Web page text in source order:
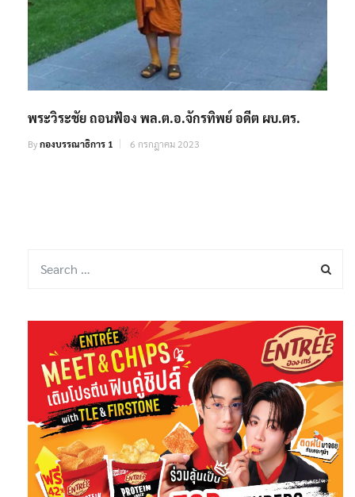
พระวิระชัย ถอนฟ้อง พล.ต.อ.จักรทิพย์ อดีต ผบ.ตร.
Byกองบรรณาธิการ 1 6 กรกฎาคม 2023